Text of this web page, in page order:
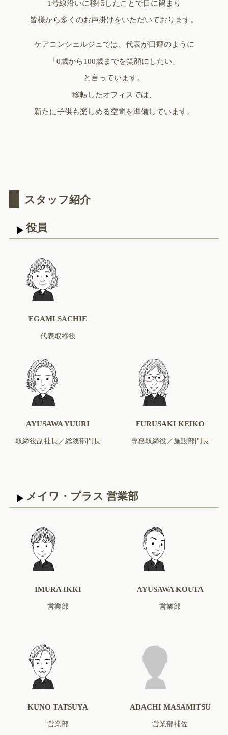
1号線沿いに移転したことで目に留まり
皆様から多くのお声掛けをいただいております。
ケアコンシェルジュでは、代表が口癖のように
「0歳から100歳までを笑顔にしたい」
と言っています。
移転したオフィスでは、
新たに子供も楽しめる空間を準備しています。
スタッフ紹介
役員
EGAMI SACHIE
代表取締役
AYUSAWA YUURI
取締役副社長／総務部門長
FURUSAKI KEIKO
専務取締役／施設部門長
メイワ・プラス 営業部
IMURA IKKI
営業部
AYUSAWA KOUTA
営業部
KUNO TATSUYA
営業部
ADACHI MASAMITSU
営業部補佐